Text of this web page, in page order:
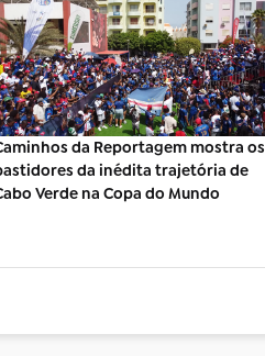
da Reportagem mostra os
da inédita trajetória de
Verde na Copa do Mundo